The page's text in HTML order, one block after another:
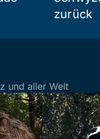
zurück
und aller Welt